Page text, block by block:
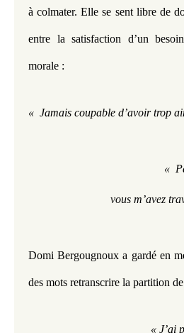
à colmater. Elle se sent libre de
entre la satisfaction d’un
morale :
«  Jamais coupable d’avoir trop
«
vous m’avez
Domi Bergougnoux a gardé en
des mots retranscrire la partition
« J’ai